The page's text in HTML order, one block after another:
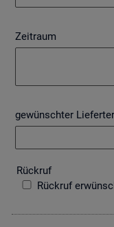
Zeitraum
gewünschter
Rück­ruf
Rückruf